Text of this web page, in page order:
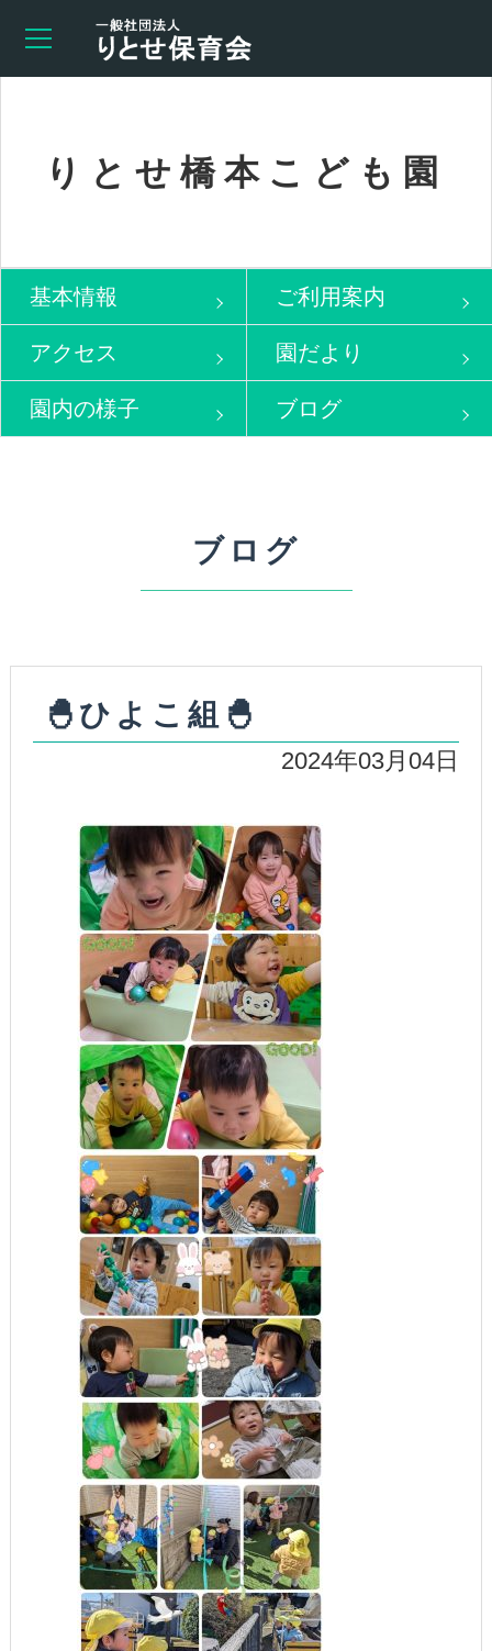
りとせ橋本こども園
基本情報 ご利用案内
アクセス 園だより
園内の様子 ブログ
ブログ
🐣ひよこ組🐣
2024年03月04日